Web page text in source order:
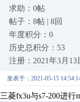
求助：0帖
帖子：8帖 | 8回
年度积分：0
历史总积分：53
注册：2021年3月13
发表于：2021-05-15
三菱fx3u与s7-200进